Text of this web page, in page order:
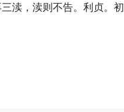
渎，渎则不告。利贞。初